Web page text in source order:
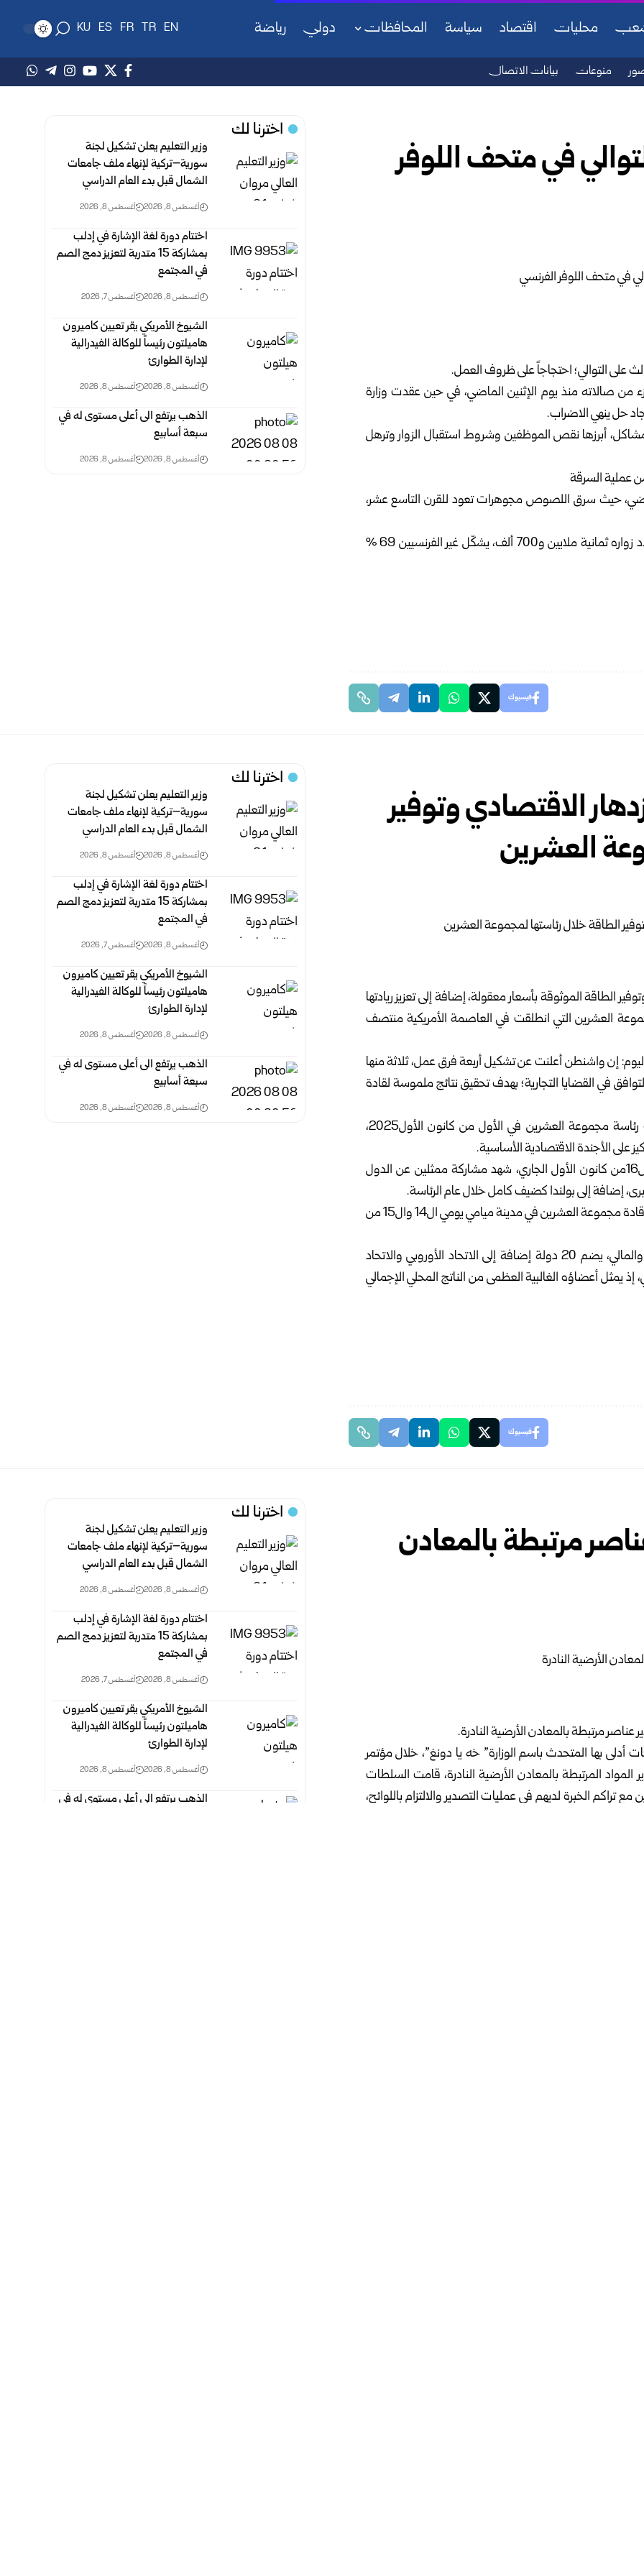
محليات اقتصاد سياسة المحافظات دولي رياضة EN
TR
FR
ES
KU
منوعات بيانات الاتصال
في متحف اللوفر
على التوالي؛ احتجاجاً على ظروف العمل.
صالاته منذ يوم الإثنين الماضي، في حين عقدت وزارة
حل ينهي الاضراب.
أبرزها نقص الموظفين وشروط استقبال الزوار وترهل
عملية السرقة
حيث سرق اللصوص مجوهرات تعود للقرن التاسع عشر،
يذكر أن اللوفر يستقبل ملايين الزوار، وفي عام 2024 بلغ عدد زواره ثمانية ملايين و700 ألف، يشكّل غير الفرنسيين 69 %
فيسبوك
اخترنا لك
وزير التعليم يعلن تشكيل لجنة
سورية–تركية لإنهاء ملف جامعات
الشمال قبل بدء العام الدراسي
أغسطس 8, 2026 أغسطس 8, 2026
اختتام دورة لغة الإشارة في إدلب
بمشاركة 15 متدربة لتعزيز دمج الصم
في المجتمع
أغسطس 8, 2026 أغسطس 7, 2026
الشيوخ الأمريكي يقر تعيين كاميرون
هاميلتون رئيساً للوكالة الفيدرالية
لإدارة الطوارئ
أغسطس 8, 2026 أغسطس 8, 2026
الذهب يرتفع الى أعلى مستوى له في
سبعة أسابيع
أغسطس 8, 2026 أغسطس 8, 2026
الاقتصادي وتوفير
العشرين
الطاقة الموثوقة بأسعار معقولة، إضافة إلى تعزيز ريادتها
العشرين التي انطلقت في العاصمة الأمريكية منتصف
إن واشنطن أعلنت عن تشكيل أربعة فرق عمل، ثلاثة منها
في القضايا التجارية؛ بهدف تحقيق نتائج ملموسة لقادة
وأشارت الخارجية الأمريكية إلى أن الولايات المتحدة تولت رئاسة مجموعة العشرين في الأول من كانون الأول2025،
وأوضحت أن الاجتماع التحضيري الذي عقد يومي ال15 وال16من كانون الأول الجاري، شهد مشاركة ممثلين عن الدول
إضافة إلى بولندا كضيف كامل خلال عام الرئاسة.
قمة قادة مجموعة العشرين في مدينة ميامي يومي ال14 وال15 من
وتُعد مجموعة العشرين منتدى رئيسياً للتعاون الاقتصادي والمالي، يضم 20 دولة إضافة إلى الاتحاد الأوروبي والاتحاد
إذ يمثل أعضاؤه الغالبية العظمى من الناتج المحلي الإجمالي
فيسبوك
اخترنا لك
وزير التعليم يعلن تشكيل لجنة
سورية–تركية لإنهاء ملف جامعات
الشمال قبل بدء العام الدراسي
أغسطس 8, 2026 أغسطس 8, 2026
اختتام دورة لغة الإشارة في إدلب
بمشاركة 15 متدربة لتعزيز دمج الصم
في المجتمع
أغسطس 8, 2026 أغسطس 7, 2026
الشيوخ الأمريكي يقر تعيين كاميرون
هاميلتون رئيساً للوكالة الفيدرالية
لإدارة الطوارئ
أغسطس 8, 2026 أغسطس 8, 2026
الذهب يرتفع الى أعلى مستوى له في
سبعة أسابيع
أغسطس 8, 2026 أغسطس 8, 2026
مرتبطة بالمعادن
مرتبطة بالمعادن الأرضية النادرة.
بها المتحدث باسم الوزارة” خه يا دونغ”، خلال مؤتمر
المرتبطة بالمعادن الأرضية النادرة، قامت السلطات
الخبرة لديهم في عمليات التصدير والالتزام باللوائح،
اخترنا لك
وزير التعليم يعلن تشكيل لجنة
سورية–تركية لإنهاء ملف جامعات
الشمال قبل بدء العام الدراسي
أغسطس 8, 2026 أغسطس 8, 2026
اختتام دورة لغة الإشارة في إدلب
بمشاركة 15 متدربة لتعزيز دمج الصم
في المجتمع
أغسطس 8, 2026 أغسطس 7, 2026
الشيوخ الأمريكي يقر تعيين كاميرون
هاميلتون رئيساً للوكالة الفيدرالية
لإدارة الطوارئ
أغسطس 8, 2026 أغسطس 8, 2026
الذهب يرتفع الى أعلى مستوى له في